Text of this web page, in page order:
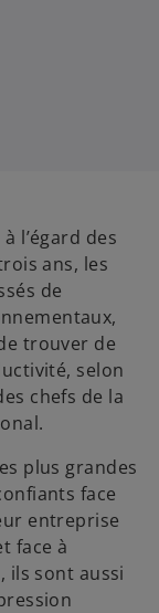
l’égard des
ans, les
de
trouver de
selon
chefs de la
plus grandes
face
entreprise
face à
ils sont aussi